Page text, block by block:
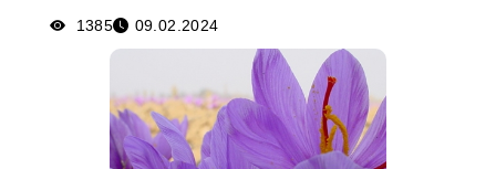
1385 09.02.2024